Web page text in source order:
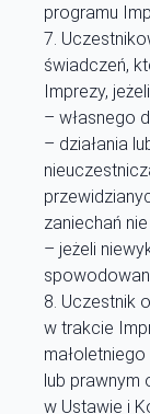
programu
świadczeń,
Imprezy,
– własnego
– działania
zaniechań
– jeżeli
Uczestnik
w trakcie
lub prawnym
w Ustawie i